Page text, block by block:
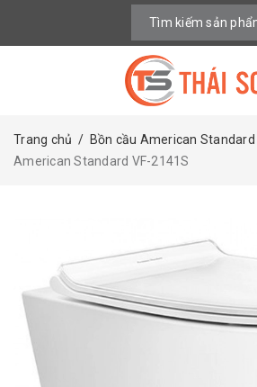
Trang chủ / Bồn cầu American Standard
American Standard VF-2141S